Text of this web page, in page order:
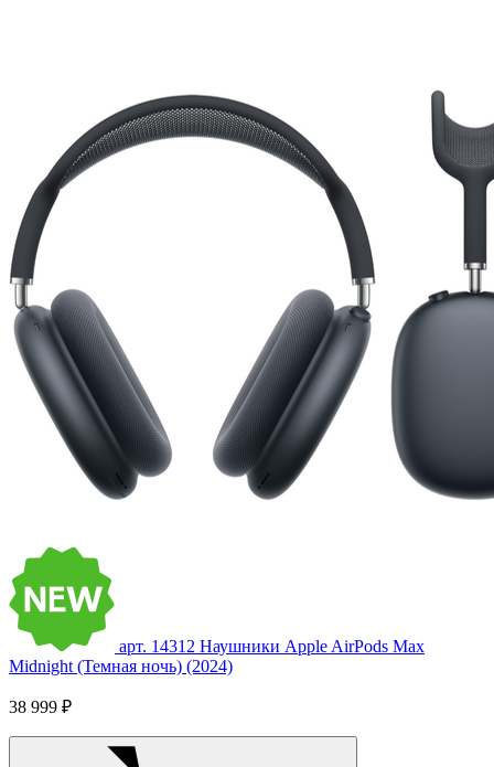
арт. 14312 Наушники Apple AirPods Max
Midnight (Темная ночь) (2024)
38 999 ₽